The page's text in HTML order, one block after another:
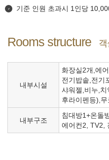
기준 인원 초과시 1인당
Rooms structure 객
내부시설
화장실2개,에
전기밥솥,전기
샤워젤,비누,
후라이펜등),
내부구조
침대방1+온돌
에어컨2, TV2,